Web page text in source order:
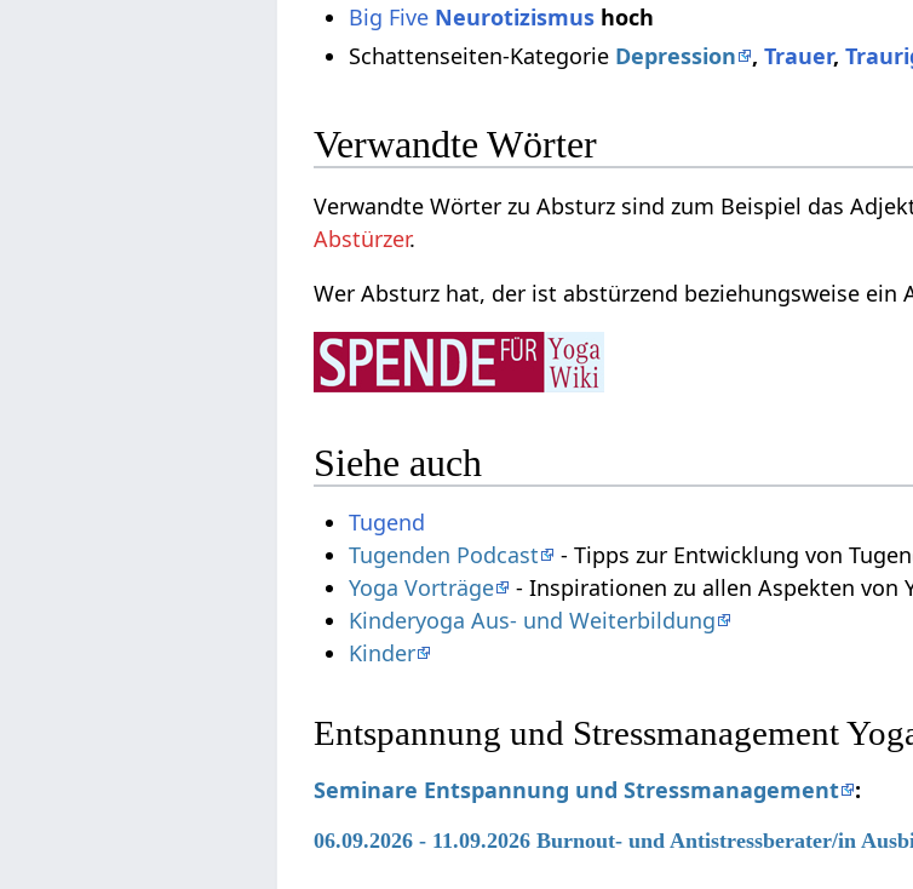
Big Five Neurotizismus hoch
Schattenseiten-Kategorie Depression ,Trauer,
Verwandte Wörter
Verwandte Wörter zu Absturz sind zum Beispiel das
Abstürzer.
Wer Absturz hat, der ist abstürzend beziehungsweise ein
Siehe auch
Tugend
Tugenden Podcast
- Tipps zur Entwicklung von
Yoga Vorträge
- Inspirationen zu allen Aspekten
Kinderyoga Aus- und Weiterbildung
Kinder
Entspannung und Stressmanagement
Seminare Entspannung und Stressmanagement :
06.09.2026 - 11.09.2026 Burnout- und Antistressberater/in